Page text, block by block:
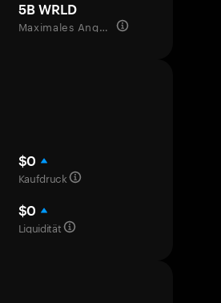
5B WRLD
Maximales Angebot
$0
Kaufdruck
$0
Liquidität